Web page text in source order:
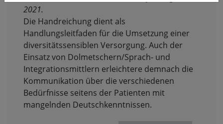
2021.
Die Handreichung dient als
Handlungsleitfaden für die Umsetzung einer
diversitätssensiblen Versorgung. Auch der
Einsatz von Dolmetschern/Sprach- und
Integrationsmittlern erleichtere demnach die
Kommunikation über die verschiedenen
Bedürfnisse seitens der Patienten mit
mangelnden Deutschkenntnissen.